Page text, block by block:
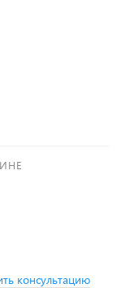
консультацию